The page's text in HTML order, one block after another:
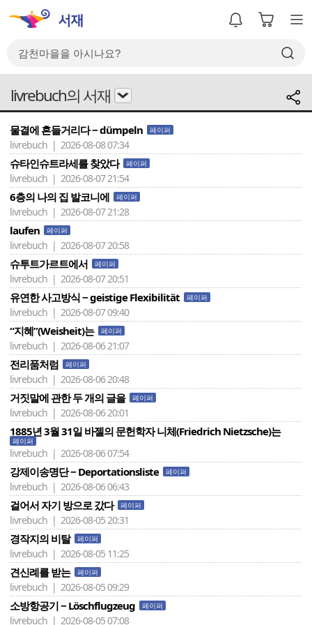
livrebuch의 서재
물결에 흔들거리다 − dümpeln 페이퍼
livrebuch | 2026-08-08 07:34
슈타인슈트라세를 찾았다 페이퍼
livrebuch | 2026-08-07 21:54
6층의 나의 집 발코니에 페이퍼
livrebuch | 2026-08-07 21:28
laufen 페이퍼
livrebuch | 2026-08-07 20:58
슈투트가르트에서 페이퍼
livrebuch | 2026-08-07 20:51
유연한 사고방식 − geistige Flexibilität 페이퍼
livrebuch | 2026-08-07 09:40
“지혜”(Weisheit)는 페이퍼
livrebuch | 2026-08-06 21:07
전리품처럼 페이퍼
livrebuch | 2026-08-06 20:48
거짓말에 관한 두 개의 글을 페이퍼
livrebuch | 2026-08-06 20:01
1885년 3월 31일 바젤의 문헌학자 니체(Friedrich Nietzsche)는
페이퍼
livrebuch | 2026-08-06 07:54
강제이송명단 − Deportationsliste 페이퍼
livrebuch | 2026-08-06 06:43
걸어서 자기 방으로 갔다 페이퍼
livrebuch | 2026-08-05 20:31
경작지의 비탈 페이퍼
livrebuch | 2026-08-05 11:25
견신례를 받는 페이퍼
livrebuch | 2026-08-05 09:29
소방항공기 − Löschflugzeug 페이퍼
livrebuch | 2026-08-05 07:08